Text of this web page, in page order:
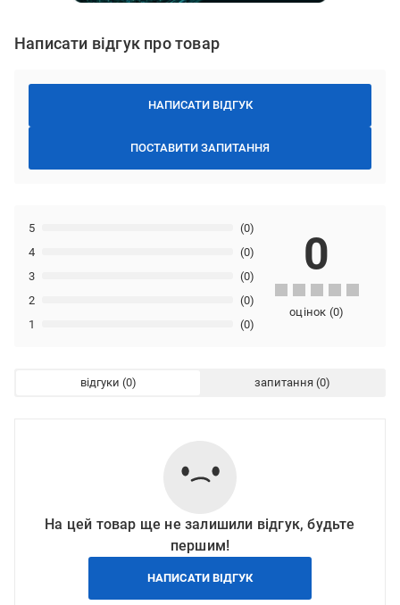
Написати відгук про товар
НАПИСАТИ ВІДГУК
ПОСТАВИТИ ЗАПИТАННЯ
1 (0)
2 (0)
3 (0)
4 (0)
5 (0)
0
оцінок (0)
відгуки запитання
На цей товар ще не залишили відгук, будьте
першим!
НАПИСАТИ ВІДГУК